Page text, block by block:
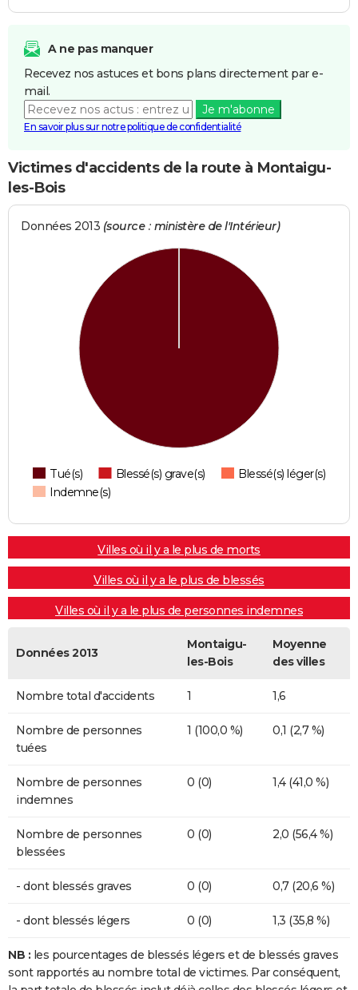
A ne pas manquer
Recevez nos astuces et bons plans directement par e-
mail.
Je m'abonne
En savoir plus sur notre politique de confidentialité
Victimes d'accidents de la route à Montaigu-
les-Bois
Données 2013 (source : ministère de l'Intérieur)
Tué(s) Blessé(s) grave(s)
Blessé(s) léger(s)
Indemne(s)
Villes où il y a le plus de morts
Villes où il y a le plus de blessés
Villes où il y a le plus de personnes indemnes
Données 2013
Montaigu-
les-Bois
Moyenne
des villes
Nombre total d'accidents 1 1,6
Nombre de personnes
tuées
1 (100,0 %) 0,1 (2,7 %)
Nombre de personnes
indemnes
0 (0) 1,4 (41,0 %)
Nombre de personnes
blessées
0 (0) 2,0 (56,4 %)
- dont blessés graves 0 (0) 0,7 (20,6 %)
- dont blessés légers 0 (0) 1,3 (35,8 %)
NB : les pourcentages de blessés légers et de blessés graves
sont rapportés au nombre total de victimes. Par conséquent,